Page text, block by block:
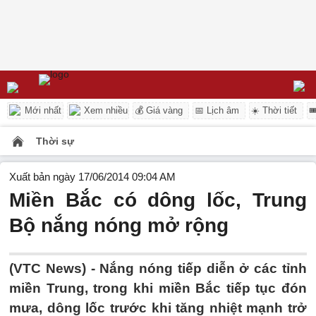
Mới nhất Xem nhiều 💰 Giá vàng 📅 Lịch âm ☀️ Thời tiết
Thời sự
Xuất bản ngày 17/06/2014 09:04 AM
Miền Bắc có dông lốc, Trung
Bộ nắng nóng mở rộng
(VTC News) - Nắng nóng tiếp diễn ở các tỉnh
miền Trung, trong khi miền Bắc tiếp tục đón
mưa, dông lốc trước khi tăng nhiệt mạnh trở